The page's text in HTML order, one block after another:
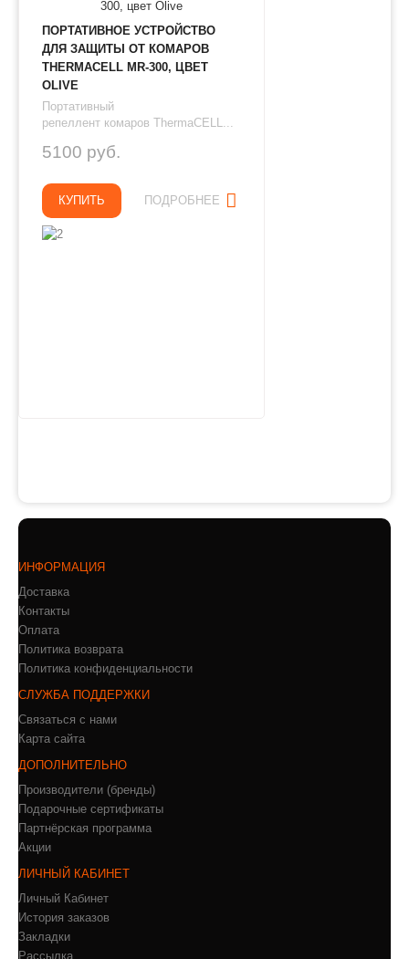
ПОРТАТИВНОЕ УСТРОЙСТВО
ДЛЯ ЗАЩИТЫ ОТ КОМАРОВ
THERMAСЕLL MR-300, ЦВЕТ
OLIVE
Портативный
репеллент комаров ThermaCELL...
5100 руб.
КУПИТЬ ПОДРОБНЕЕ
ИНФОРМАЦИЯ
Доставка
Контакты
Оплата
Политика возврата
Политика конфиденциальности
СЛУЖБА ПОДДЕРЖКИ
Связаться с нами
Карта сайта
ДОПОЛНИТЕЛЬНО
Производители (бренды)
Подарочные сертификаты
Партнёрская программа
Акции
ЛИЧНЫЙ КАБИНЕТ
Личный Кабинет
История заказов
Закладки
Рассылка